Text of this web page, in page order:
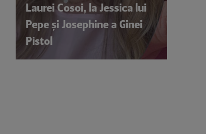
Laurei Cosoi, la Jessica lui
Pepe și Josephine a Ginei
Pistol